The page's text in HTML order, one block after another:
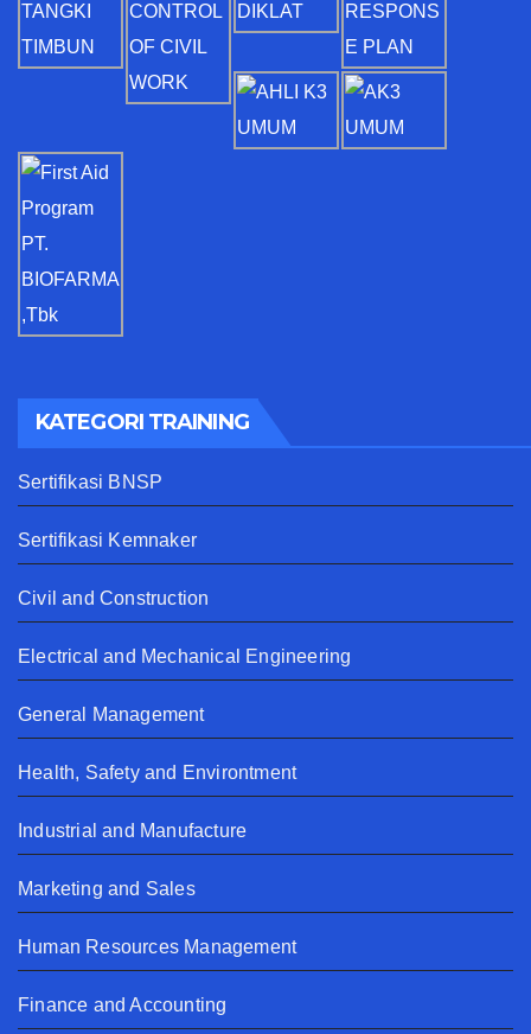
KATEGORI TRAINING
Sertifikasi BNSP
Sertifikasi Kemnaker
Civil and Construction
Electrical and Mechanical Engineering
General Management
Health, Safety and Environtment
Industrial and Manufacture
Marketing and Sales
Human Resources Management
Finance and Accounting